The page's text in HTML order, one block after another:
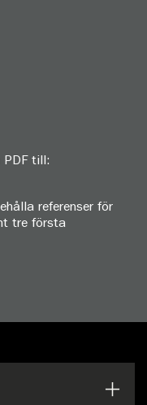
PDF till:
referenser för
tre första